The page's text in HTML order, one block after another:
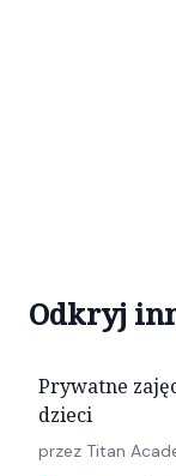
Odkryj
Prywatne
dzieci
przez Titan